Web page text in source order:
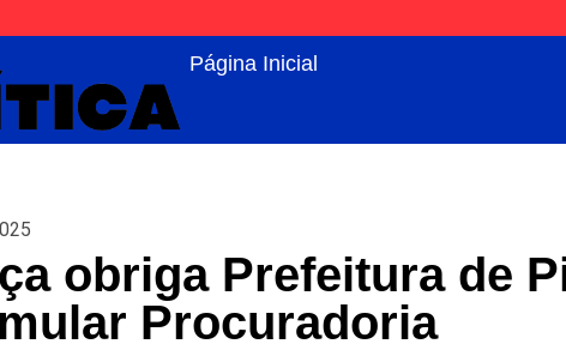
Página Inicial
obriga Prefeitura de
Procuradoria